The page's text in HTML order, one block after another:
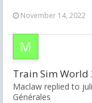
November 14, 2022
Train Sim World
Maclaw replied to
Générales